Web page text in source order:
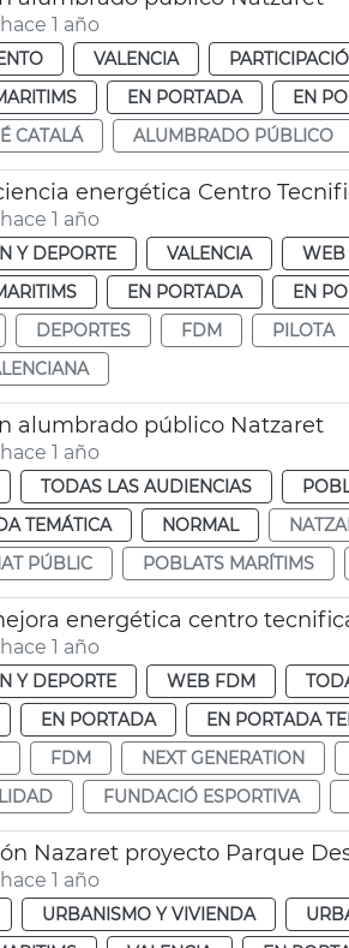
1 año
VALENCIA
EN PORTADA EN
CATALÁ
ALUMBRADO PÚBLICO
energética Centro
1 año
Y DEPORTE VALENCIA
EN PORTADA EN
DEPORTES FDM PILOTA
alumbrado público Natzaret
1 año
TODAS LAS AUDIENCIAS
TEMÁTICA
NORMAL
PÚBLIC
POBLATS MARÍTIMS
energética centro
1 año
Y DEPORTE WEB FDM
EN PORTADA EN PORTADA
FDM NEXT GENERATION
FUNDACIÓ ESPORTIVA
Nazaret proyecto Parque
1 año
URBANISMO Y VIVIENDA